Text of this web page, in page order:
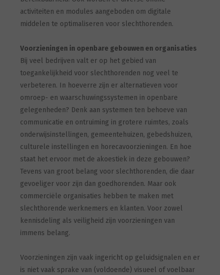
activiteiten en modules aangeboden om digitale
middelen te optimaliseren voor slechthorenden.
Voorzieningen in openbare gebouwen en organisaties
Bij veel bedrijven valt er op het gebied van
toegankelijkheid voor slechthorenden nog veel te
verbeteren. In hoeverre zijn er alternatieven voor
omroep- en waarschuwingssystemen in openbare
gelegenheden? Denk aan systemen ten behoeve van
communicatie en ontruiming in grotere ruimtes, zoals
onderwijsinstellingen, gemeentehuizen, gebedshuizen,
culturele instellingen en horecavoorzieningen. En hoe
staat het ervoor met de akoestiek in deze gebouwen?
Tevens van groot belang voor slechthorenden, die daar
gevoeliger voor zijn dan goedhorenden. Maar ook
commerciële organisaties hebben te maken met
slechthorende werknemers en klanten. Voor zowel
kennisdeling als veiligheid zijn voorzieningen van
immens belang.
Voorzieningen zijn vaak ingericht op geluidsignalen en er
is niet vaak sprake van (voldoende) visueel of voelbaar